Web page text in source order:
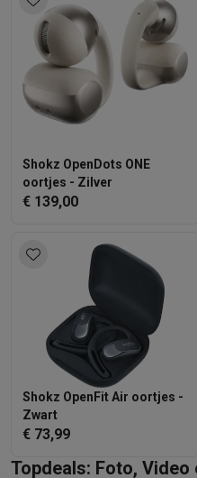
Shokz OpenDots ONE
oortjes - Zilver
€ 139,00
Shokz OpenFit Air oortjes -
Zwart
€ 73,99
Topdeals: Foto, Video